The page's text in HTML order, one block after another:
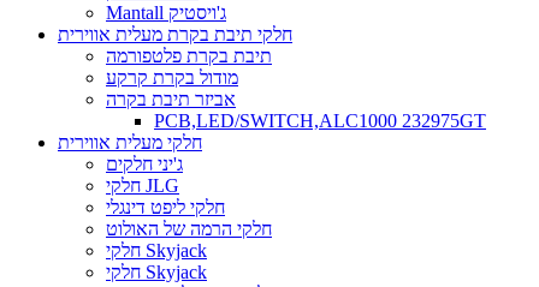
Mantall ג'ויסטיק
חלקי תיבת בקרת מעלית אווירית
תיבת בקרת פלטפורמה
מודול בקרת קרקע
אביזר תיבת בקרה
PCB,LED/SWITCH,ALC1000 232975GT
חלקי מעלית אווירית
ג'יני חלקים
חלקי JLG
חלקי ליפט דינגלי
חלקי הרמה של האולוט
חלקי Skyjack
חלקי Skyjack